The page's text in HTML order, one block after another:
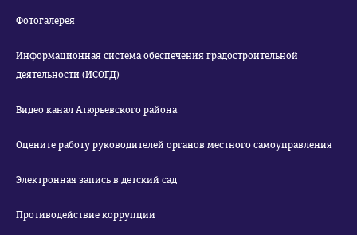
Фотогалерея
Информационная система обеспечения градостроительной
деятельности (ИСОГД)
Видео канал Атюрьевского района
Оцените работу руководителей органов местного самоуправления
Электронная запись в детский сад
Противодействие коррупции